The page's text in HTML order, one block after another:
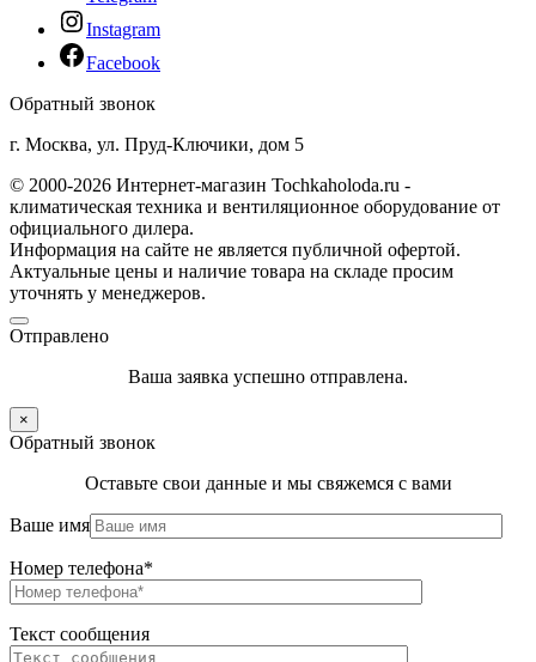
Instagram
Facebook
Обратный звонок
г. Москва, ул. Пруд-Ключики, дом 5
© 2000-2026 Интернет-магазин Tochkaholoda.ru -
климатическая техника и вентиляционное оборудование от
официального дилера.
Информация на сайте не является публичной офертой.
Актуальные цены и наличие товара на складе просим
уточнять у менеджеров.
Отправлено
Ваша заявка успешно отправлена.
×
Обратный звонок
Оставьте свои данные и мы свяжемся с вами
Ваше имя
Номер телефона*
Текст сообщения